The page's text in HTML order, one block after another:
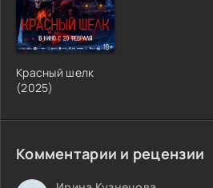
Красный шелк
(2025)
Комментарии и рецензии